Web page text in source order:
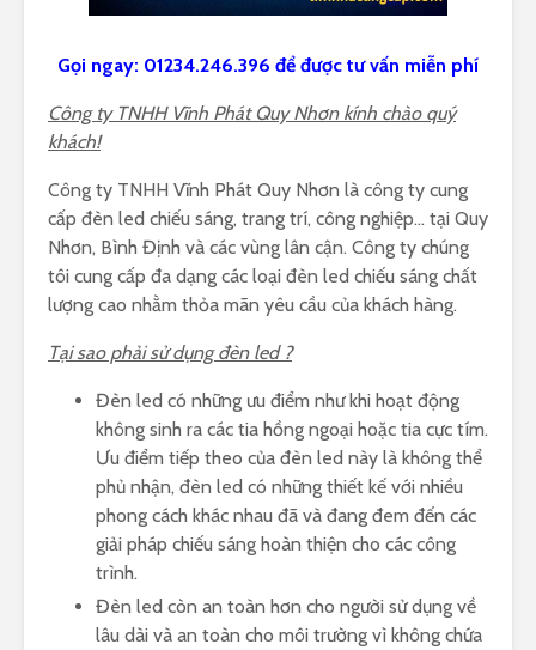
Gọi ngay: 01234.246.396 để được tư vấn miễn phí
Công ty TNHH Vĩnh Phát Quy Nhơn kính chào quý
khách!
Công ty TNHH Vĩnh Phát Quy Nhơn là công ty cung
cấp đèn led chiếu sáng, trang trí, công nghiệp… tại Quy
Nhơn, Bình Định và các vùng lân cận. Công ty chúng
tôi cung cấp đa dạng các loại đèn led chiếu sáng chất
lượng cao nhằm thỏa mãn yêu cầu của khách hàng.
Tại sao phải sử dụng đèn led ?
Đèn led có những ưu điểm như khi hoạt động
không sinh ra các tia hồng ngoại hoặc tia cực tím.
Ưu điểm tiếp theo của đèn led này là không thể
phủ nhận, đèn led có những thiết kế với nhiều
phong cách khác nhau đã và đang đem đến các
giải pháp chiếu sáng hoàn thiện cho các công
trình.
Đèn led còn an toàn hơn cho người sử dụng về
lâu dài và an toàn cho môi trường vì không chứa